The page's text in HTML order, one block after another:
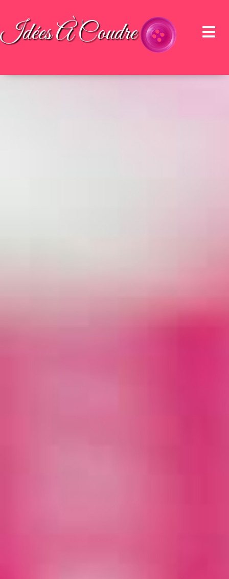
Idées À Coudre